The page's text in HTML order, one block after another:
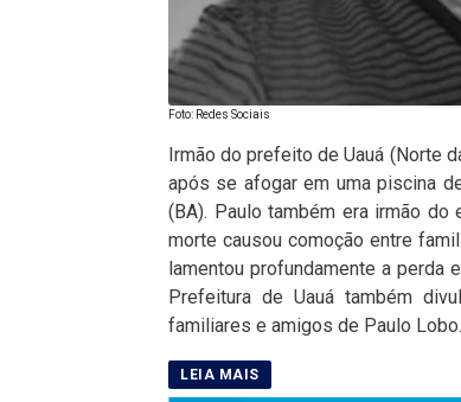
Foto: Redes Sociais
Irmão do prefeito de Uauá (Norte
após se afogar em uma piscina
(BA). Paulo também era irmão
morte causou comoção entre
lamentou profundamente a perda
Prefeitura de Uauá também
familiares e amigos de Paulo